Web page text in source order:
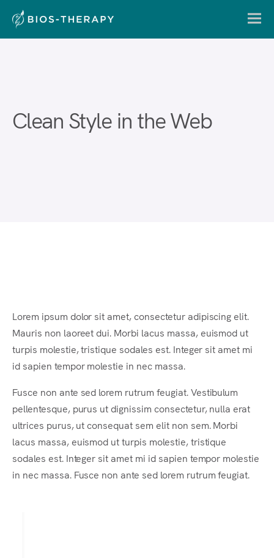
Clean Style in the Web
Lorem ipsum dolor sit amet, consectetur adipiscing elit.
Mauris non laoreet dui. Morbi lacus massa, euismod ut
turpis molestie, tristique sodales est. Integer sit amet mi
id sapien tempor molestie in nec massa.
Fusce non ante sed lorem rutrum feugiat. Vestibulum
pellentesque, purus ut dignissim consectetur, nulla erat
ultrices purus, ut consequat sem elit non sem. Morbi
lacus massa, euismod ut turpis molestie, tristique
sodales est. Integer sit amet mi id sapien tempor molestie
in nec massa. Fusce non ante sed lorem rutrum feugiat.